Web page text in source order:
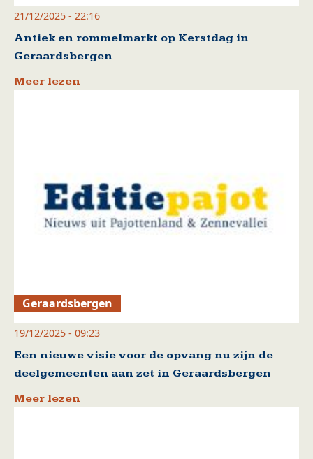
21/12/2025 - 22:16
Antiek en rommelmarkt op Kerstdag in
Geraardsbergen
Meer lezen
Geraardsbergen
19/12/2025 - 09:23
Een nieuwe visie voor de opvang nu zijn de
deelgemeenten aan zet in Geraardsbergen
Meer lezen